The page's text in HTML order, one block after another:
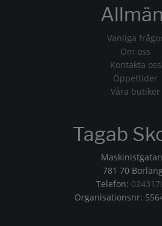
Vanliga
Om oss
Kontakta oss
Öppettider
Våra butiker
Tagab
781 70
Telefon:
Organisationsnr: